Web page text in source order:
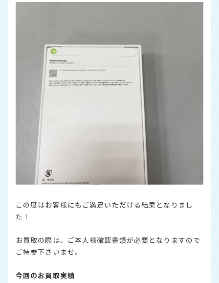
この度はお客様にもご満足いただける結果となりまし
た！
お買取の際は、ご本人様確認書類が必要となりますので
ご持参下さいませ。
今回のお買取実績